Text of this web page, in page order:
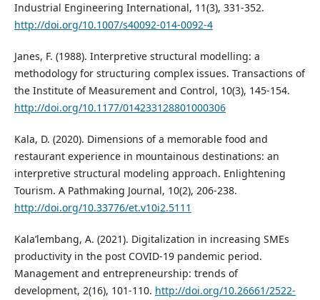
Industrial Engineering International, 11(3), 331-352.
http://doi.org/10.1007/s40092-014-0092-4
Janes, F. (1988). Interpretive structural modelling: a
methodology for structuring complex issues. Transactions of
the Institute of Measurement and Control, 10(3), 145-154.
http://doi.org/10.1177/014233128801000306
Kala, D. (2020). Dimensions of a memorable food and
restaurant experience in mountainous destinations: an
interpretive structural modeling approach. Enlightening
Tourism. A Pathmaking Journal, 10(2), 206-238.
http://doi.org/10.33776/et.v10i2.5111
Kala’lembang, A. (2021). Digitalization in increasing SMEs
productivity in the post COVID-19 pandemic period.
Management and entrepreneurship: trends of
development, 2(16), 101-110. http://doi.org/10.26661/2522-